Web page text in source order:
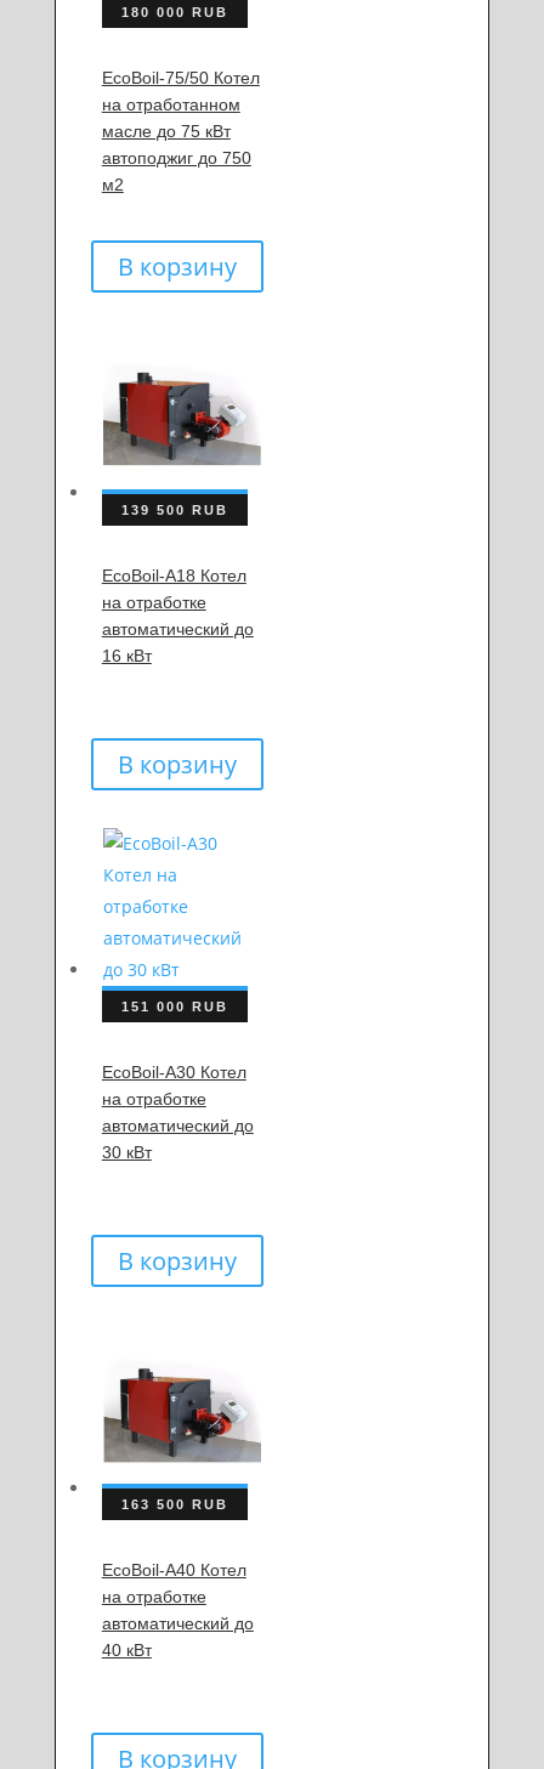
EcoBoil-75/50 Котел
на отработанном
масле до 75 кВт
автоподжиг до 750
м2
180 000 RUB
В корзину
EcoBoil-A18 Котел
на отработке
автоматический до
16 кВт
139 500 RUB
В корзину
EcoBoil-A30 Котел
на отработке
автоматический до
30 кВт
151 000 RUB
В корзину
EcoBoil-A40 Котел
на отработке
автоматический до
40 кВт
163 500 RUB
В корзину